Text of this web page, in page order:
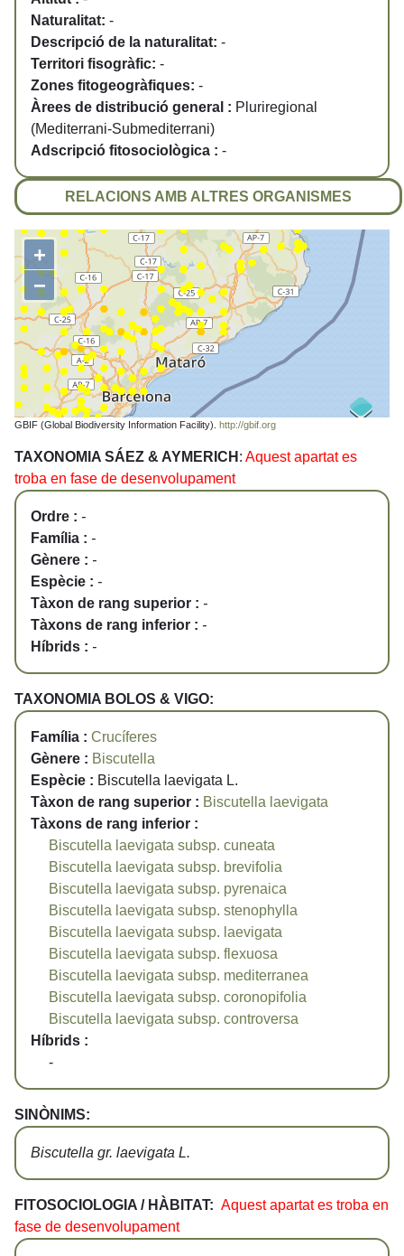
Naturalitat: -
Descripció de la naturalitat: -
Territori fisogràfic: -
Zones fitogeogràfiques: -
Àrees de distribució general : Pluriregional
(Mediterrani-Submediterrani)
Adscripció fitosociològica : -
RELACIONS AMB ALTRES ORGANISMES
+
−
GBIF (Global Biodiversity Information Facility). http://gbif.org
TAXONOMIA SÁEZ & AYMERICH : Aquest apartat es
troba en fase de desenvolupament
Ordre : -
Família : -
Gènere : -
Espècie : -
Tàxon de rang superior : -
Tàxons de rang inferior : -
Híbrids : -
TAXONOMIA BOLOS & VIGO:
Família : Crucíferes
Gènere : Biscutella
Espècie : Biscutella laevigata L.
Tàxon de rang superior : Biscutella laevigata
Tàxons de rang inferior :
Biscutella laevigata subsp. cuneata
Biscutella laevigata subsp. brevifolia
Biscutella laevigata subsp. pyrenaica
Biscutella laevigata subsp. stenophylla
Biscutella laevigata subsp. laevigata
Biscutella laevigata subsp. flexuosa
Biscutella laevigata subsp. mediterranea
Biscutella laevigata subsp. coronopifolia
Biscutella laevigata subsp. controversa
Híbrids :
-
SINÒNIMS:
Biscutella gr. laevigata L.
FITOSOCIOLOGIA / HÀBITAT: Aquest apartat es troba en
fase de desenvolupament